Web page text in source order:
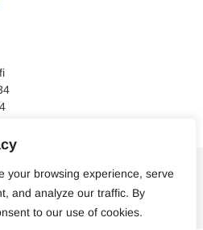
your browsing experience, serve
and analyze our traffic. By
to our use of cookies.